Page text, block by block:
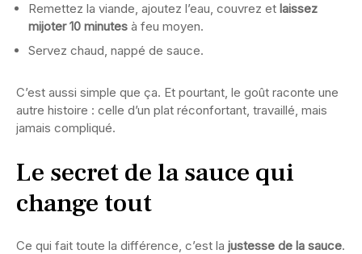
Remettez la viande, ajoutez l’eau, couvrez et laissez
mijoter 10 minutes à feu moyen.
Servez chaud, nappé de sauce.
C’est aussi simple que ça. Et pourtant, le goût raconte une
autre histoire : celle d’un plat réconfortant, travaillé, mais
jamais compliqué.
Le secret de la sauce qui
change tout
Ce qui fait toute la différence, c’est la justesse de la sauce.